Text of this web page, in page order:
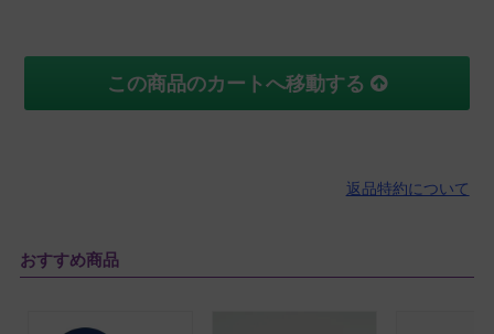
購入者
福岡県 60代 女性
スーッと伸びて、艶も出て大満足です。
お値段が高いので星ー1しました。
この商品のカートへ移動する
返品特約について
おすすめ商品